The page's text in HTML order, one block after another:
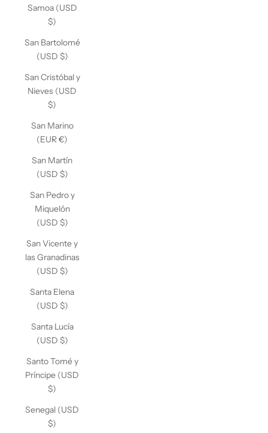
Samoa (USD
$)
San Bartolomé
(USD $)
San Cristóbal y
Nieves (USD
$)
San Marino
(EUR €)
San Martín
(USD $)
San Pedro y
Miquelón
(USD $)
San Vicente y
las Granadinas
(USD $)
Santa Elena
(USD $)
Santa Lucía
(USD $)
Santo Tomé y
Príncipe (USD
$)
Senegal (USD
$)